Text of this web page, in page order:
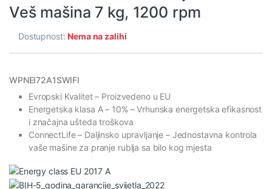
Veš mašina 7 kg, 1200 rpm
Dostupnost:Nema na zalihi
WPNEI72A1SWIFI
Evropski Kvalitet– Proizvedeno u EU
Energetska klasa A– 10% – Vrhunska energetska efikasnost
i značajna ušteda troškova
ConnectLife– Daljinsko upravljanje – Jednostavna kontrola
vaše mašine za pranje rublja sa bilo kog mjesta